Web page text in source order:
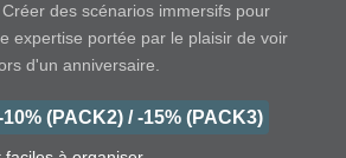
des scénarios immersifs pour
expertise portée par le plaisir de voir
d'un anniversaire.
(PACK2) / -15% (PACK3)